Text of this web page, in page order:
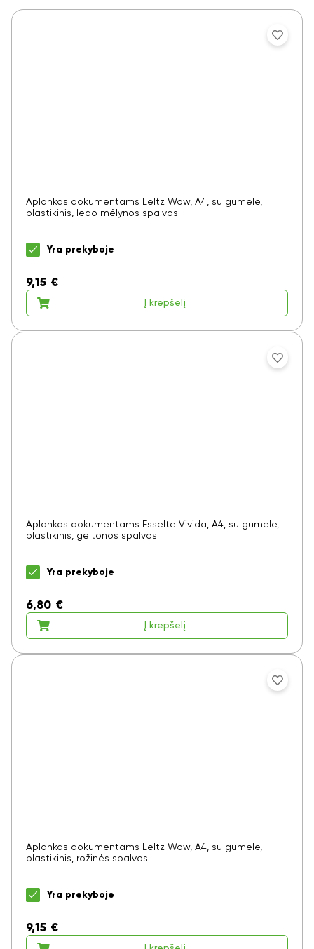
Aplankas dokumentams LeItz Wow, A4, su gumele,
plastikinis, ledo mėlynos spalvos
Yra prekyboje
9,15 €
Į krepšelį
Aplankas dokumentams Esselte Vivida, A4, su gumele,
plastikinis, geltonos spalvos
Yra prekyboje
6,80 €
Į krepšelį
Aplankas dokumentams LeItz Wow, A4, su gumele,
plastikinis, rožinės spalvos
Yra prekyboje
9,15 €